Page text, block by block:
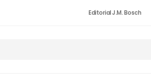
Editorial J.M. Bosch